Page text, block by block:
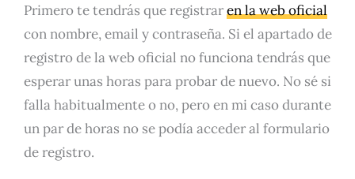
Primero te tendrás que registraren la web oficial
con nombre, email y contraseña. Si el apartado de
registro de la web oficial no funciona tendrás que
esperar unas horas para probar de nuevo. No sé si
falla habitualmente o no, pero en mi caso durante
un par de horas no se podía acceder al formulario
de registro.